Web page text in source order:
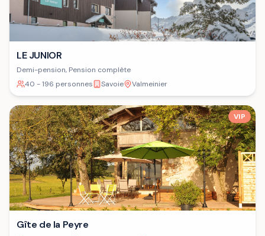
LE JUNIOR
Demi-pension, Pension complète
40 - 196 personnes
Savoie Valmeinier
VIP
Gîte de la Peyre